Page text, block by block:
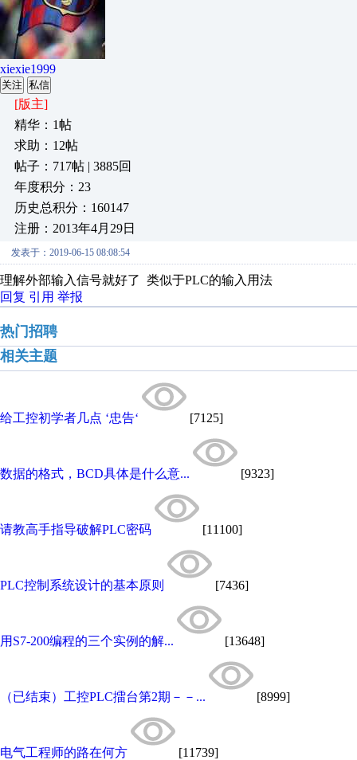
xiexie1999
关注 私信
[版主]
精华：1帖
求助：12帖
帖子：717帖 | 3885回
年度积分：23
历史总积分：160147
注册：2013年4月29日
发表于：2019-06-15 08:08:54
理解外部输入信号就好了 类似于PLC的输入用法
回复 引用 举报
热门招聘
相关主题
给工控初学者几点 ‘忠告‘ [7125]
数据的格式，BCD具体是什么意... [9323]
请教高手指导破解PLC密码 [11100]
PLC控制系统设计的基本原则 [7436]
用S7-200编程的三个实例的解... [13648]
（已结束）工控PLC擂台第2期－－... [8999]
电气工程师的路在何方 [11739]